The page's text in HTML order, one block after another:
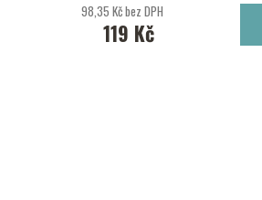
98,35 Kč bez DPH
119 Kč